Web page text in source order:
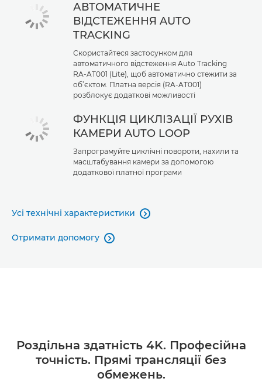
АВТОМАТИЧНЕ
ВІДСТЕЖЕННЯ AUTO
TRACKING
Скористайтеся застосунком для
автоматичного відстеження Auto Tracking
RA-AT001 (Lite), щоб автоматично стежити за
об’єктом. Платна версія (RA-AT001)
розблокує додаткові можливості
ФУНКЦІЯ ЦИКЛІЗАЦІЇ РУХІВ
КАМЕРИ AUTO LOOP
Запрограмуйте циклічні повороти, нахили та
масштабування камери за допомогою
додаткової платної програми
Усі технічні характеристики 
Отримати допомогу 
Роздільна здатність 4K. Професійна
точність. Прямі трансляції без
обмежень.